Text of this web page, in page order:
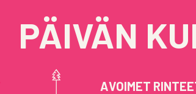
PÄIVÄN
AVOIMET